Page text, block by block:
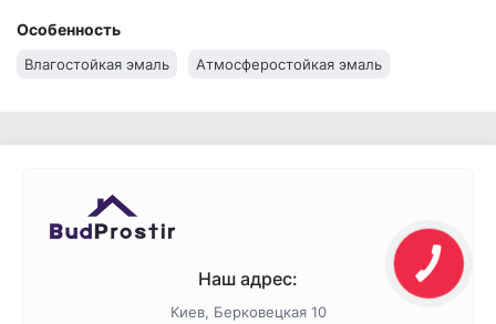
Особенность
Влагостойкая эмаль Атмосферостойкая эмаль
Наш адрес:
Киев, Берковецкая 10